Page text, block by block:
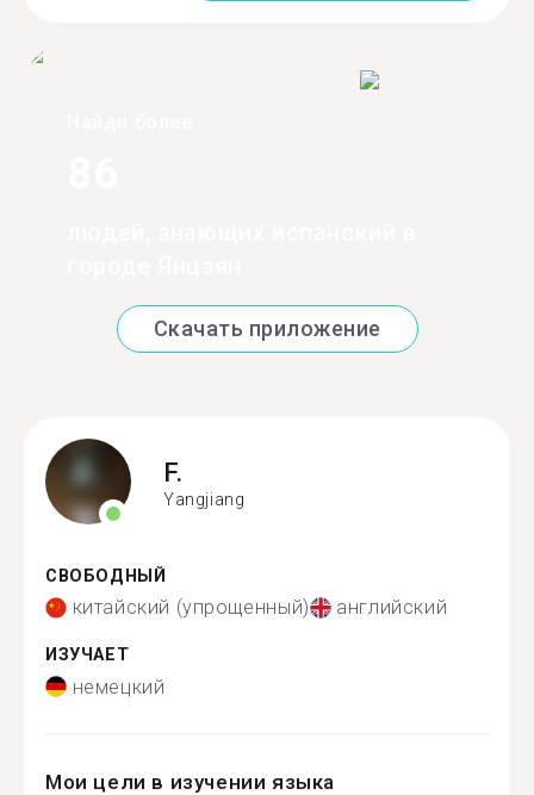
Скачать приложение
F.
Yangjiang
СВОБОДНЫЙ
китайский (упрощенный) английский
ИЗУЧАЕТ
немецкий
Мои цели в изучении языка